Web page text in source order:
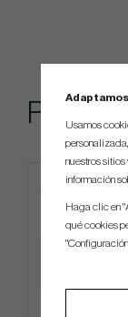
Popular
Usamos
nuestros
información
Haga clic en
qué cookies